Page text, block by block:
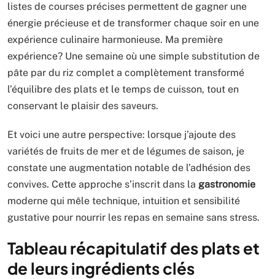
listes de courses précises permettent de gagner une
énergie précieuse et de transformer chaque soir en une
expérience culinaire harmonieuse. Ma première
expérience? Une semaine où une simple substitution de
pâte par du riz complet a complètement transformé
l’équilibre des plats et le temps de cuisson, tout en
conservant le plaisir des saveurs.
Et voici une autre perspective: lorsque j’ajoute des
variétés de fruits de mer et de légumes de saison, je
constate une augmentation notable de l’adhésion des
convives. Cette approche s’inscrit dans la gastronomie
moderne qui mêle technique, intuition et sensibilité
gustative pour nourrir les repas en semaine sans stress.
Tableau récapitulatif des plats et
de leurs ingrédients clés